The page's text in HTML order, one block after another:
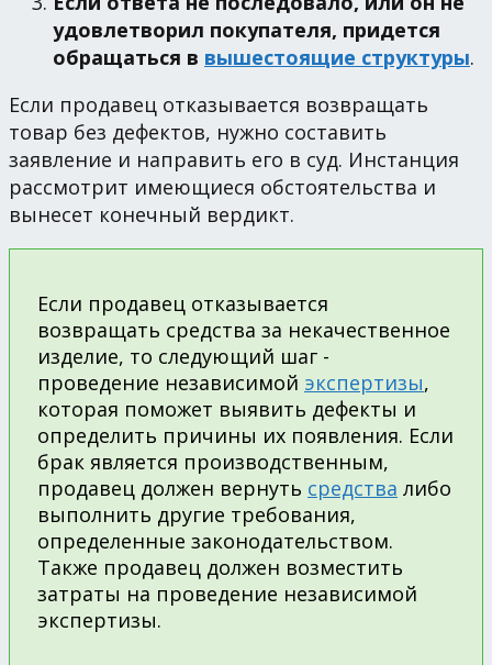
удовлетворил покупателя, придется
обращаться в вышестоящие структуры.
Если продавец отказывается возвращать
товар без дефектов, нужно составить
заявление и направить его в суд. Инстанция
рассмотрит имеющиеся обстоятельства и
вынесет конечный вердикт.
Если продавец отказывается
возвращать средства за некачественное
изделие, то следующий шаг -
проведение независимой экспертизы,
которая поможет выявить дефекты и
определить причины их появления. Если
брак является производственным,
продавец должен вернуть средства либо
выполнить другие требования,
определенные законодательством.
Также продавец должен возместить
затраты на проведение независимой
экспертизы.